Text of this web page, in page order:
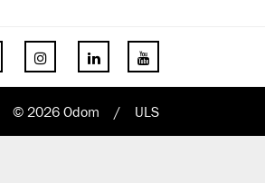
© 2026 Odom / ULS